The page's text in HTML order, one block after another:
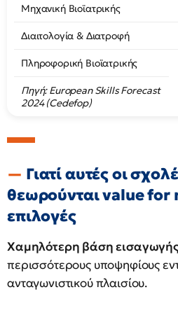
Μηχανική Βιοϊατρικής
Διαιτολογία & Διατροφή
Πληροφορική Βιοϊατρικής
Πηγή: European Skills Forecast
2024 (Cedefop)
Γιατί αυτές οι
θεωρούνται value for
επιλογές
Χαμηλότερη βάση
περισσότερους υποψηφίους
ανταγωνιστικού πλαισίου.